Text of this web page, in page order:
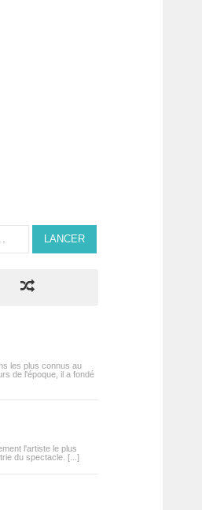
LANCER
les plus connus au
de l'époque, il a fondé
l'artiste le plus
du spectacle. [...]